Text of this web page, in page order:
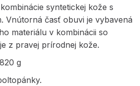
syntetickej kože s
Vnútorná časť obuvi je vybavená
materiálu v kombinácii so
z pravej prírodnej kože.
g